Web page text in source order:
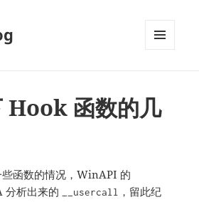
函数的几
函数的情况，WinAPI 的
分析出来的 __usercall ，留此纪